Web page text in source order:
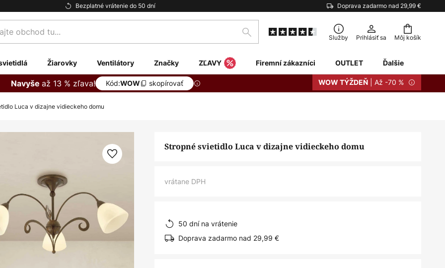
Bezplatné vrátenie do 50 dní Doprava zadarmo nad 29,99 €
Môj košík
Hľadať Služby Prihlásiť sa
Žiarovky Ventilátory Značky ZĽAVY Firemní zákazníci OUTLET Ďalšie
Navyše až 13 % zľava! Kód:WOW skopírovať WOW TÝŽDEŇ | Až -70 %
Luca v dizajne vidieckeho domu
Stropné svietidlo Luca v dizajne vidieckeho domu
vrátane DPH
50 dní na vrátenie
Doprava zadarmo nad 29,99 €